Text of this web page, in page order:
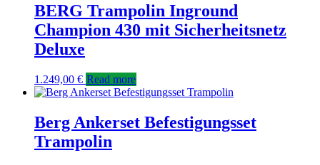
BERG Trampolin Inground
Champion 430 mit Sicherheitsnetz
Deluxe
1.249,00 € Read more
Berg Ankerset Befestigungsset
Trampolin